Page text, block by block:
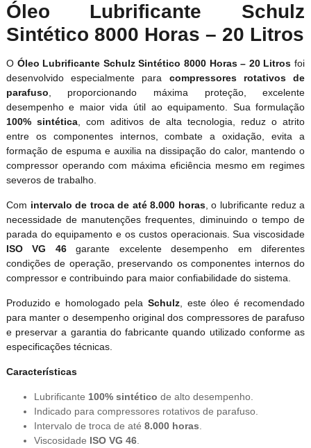
Óleo Lubrificante Schulz
Sintético 8000 Horas – 20 Litros
O Óleo Lubrificante Schulz Sintético 8000 Horas – 20 Litros foi
desenvolvido especialmente para compressores rotativos de
parafuso, proporcionando máxima proteção, excelente
desempenho e maior vida útil ao equipamento. Sua formulação
100% sintética, com aditivos de alta tecnologia, reduz o atrito
entre os componentes internos, combate a oxidação, evita a
formação de espuma e auxilia na dissipação do calor, mantendo o
compressor operando com máxima eficiência mesmo em regimes
severos de trabalho.
Com intervalo de troca de até 8.000 horas, o lubrificante reduz a
necessidade de manutenções frequentes, diminuindo o tempo de
parada do equipamento e os custos operacionais. Sua viscosidade
ISO VG 46garante excelente desempenho em diferentes
condições de operação, preservando os componentes internos do
compressor e contribuindo para maior confiabilidade do sistema.
Produzido e homologado pela Schulz, este óleo é recomendado
para manter o desempenho original dos compressores de parafuso
e preservar a garantia do fabricante quando utilizado conforme as
especificações técnicas.
Características
Lubrificante 100% sintético de alto desempenho.
Indicado para compressores rotativos de parafuso.
Intervalo de troca de até 8.000 horas
Viscosidade ISO VG 46.